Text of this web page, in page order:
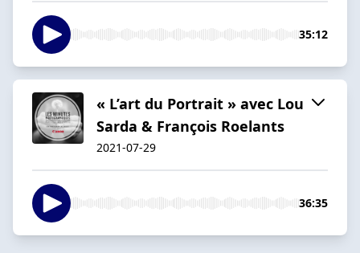
35:12
« L’art du Portrait » avec Lou
Sarda & François Roelants
2021-07-29
36:35